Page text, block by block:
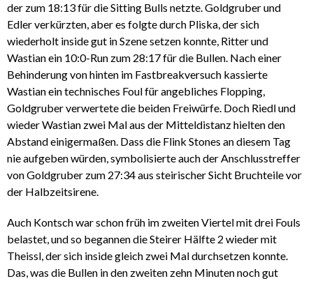
der zum 18:13 für die Sitting Bulls netzte. Goldgruber und
Edler verkürzten, aber es folgte durch Pliska, der sich
wiederholt inside gut in Szene setzen konnte, Ritter und
Wastian ein 10:0-Run zum 28:17 für die Bullen. Nach einer
Behinderung von hinten im Fastbreakversuch kassierte
Wastian ein technisches Foul für angebliches Flopping,
Goldgruber verwertete die beiden Freiwürfe. Doch Riedl und
wieder Wastian zwei Mal aus der Mitteldistanz hielten den
Abstand einigermaßen. Dass die Flink Stones an diesem Tag
nie aufgeben würden, symbolisierte auch der Anschlusstreffer
von Goldgruber zum 27:34 aus steirischer Sicht Bruchteile vor
der Halbzeitsirene.
Auch Kontsch war schon früh im zweiten Viertel mit drei Fouls
belastet, und so begannen die Steirer Hälfte 2 wieder mit
Theissl, der sich inside gleich zwei Mal durchsetzen konnte.
Das, was die Bullen in den zweiten zehn Minuten noch gut